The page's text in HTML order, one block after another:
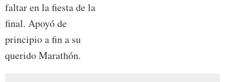
faltar en la fiesta de la
final. Apoyó de
principio a fin a su
querido Marathón.